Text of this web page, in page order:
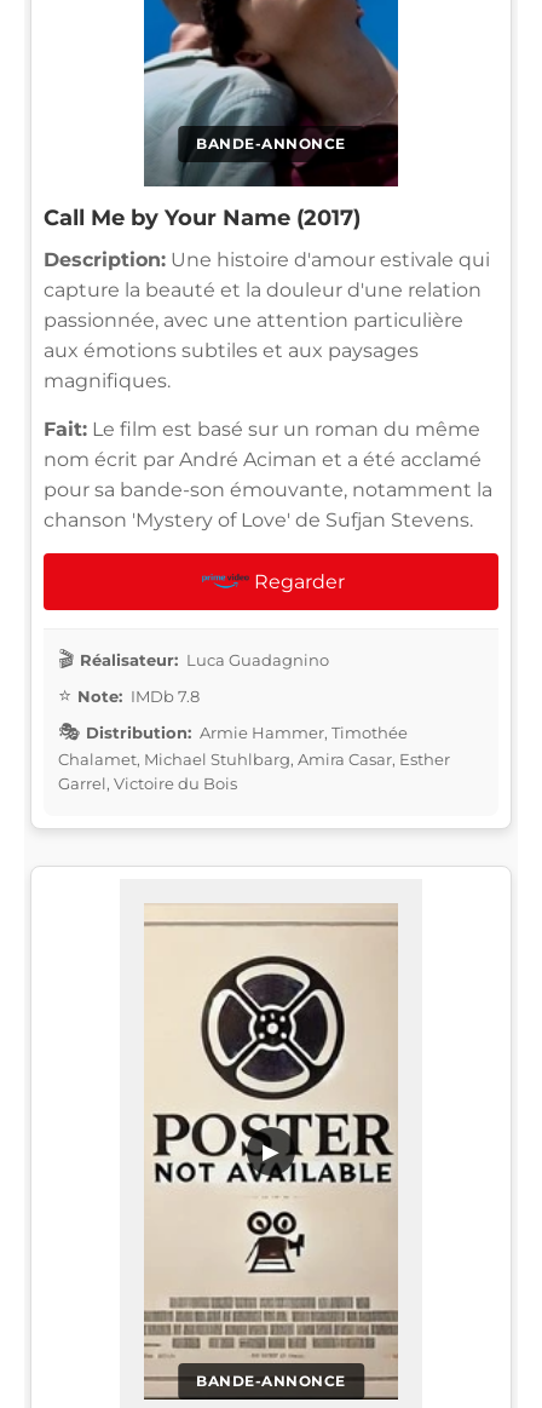
BANDE-ANNONCE
Call Me by Your Name (2017)
Description: Une histoire d'amour estivale qui
capture la beauté et la douleur d'une relation
passionnée, avec une attention particulière
aux émotions subtiles et aux paysages
magnifiques.
Fait: Le film est basé sur un roman du même
nom écrit par André Aciman et a été acclamé
pour sa bande-son émouvante, notamment la
chanson 'Mystery of Love' de Sufjan Stevens.
Regarder
Réalisateur: Luca Guadagnino
Note: IMDb 7.8
Distribution: Armie Hammer, Timothée
Chalamet, Michael Stuhlbarg, Amira Casar, Esther
Garrel, Victoire du Bois
BANDE-ANNONCE
▶